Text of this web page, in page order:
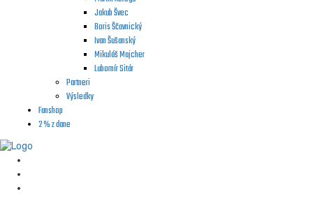
Jakub Švec
Boris Ščavnický
Ivan Šušanský
Mikuláš Majcher
Lubomír Sitár
Partneri
Výsledky
Fanshop
2 % z dane